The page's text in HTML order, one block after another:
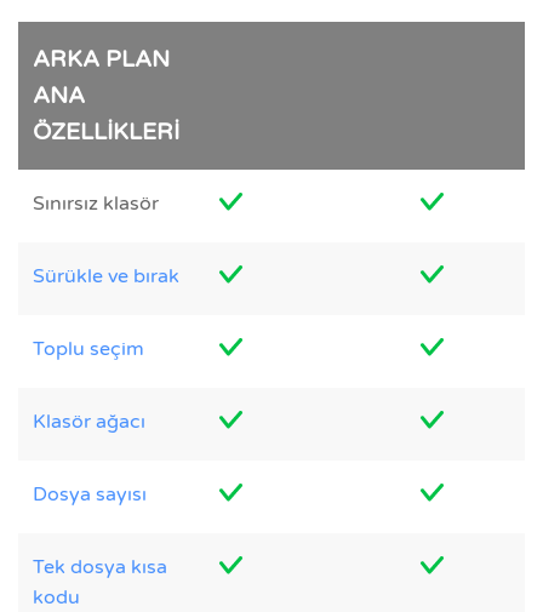
ARKA PLAN
ANA
ÖZELLİKLERİ
Sınırsız klasör
Sürükle ve bırak
Toplu seçim
Klasör ağacı
Dosya sayısı
Tek dosya kısa
kodu